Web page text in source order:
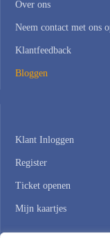
Over ons
Neem contact met ons
Klantfeedback
Bloggen
Klant Inloggen
Register
Ticket openen
Mijn kaartjes